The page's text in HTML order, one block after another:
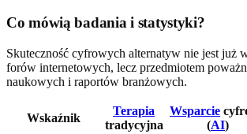
Co mówią badania i statystyki?
Skuteczność cyfrowych alternatyw nie jest już
forów internetowych, lecz przedmiotem
naukowych i raportów branżowych.
Wskaźnik
Terapia
tradycyjna
Wsparcie
(AI)